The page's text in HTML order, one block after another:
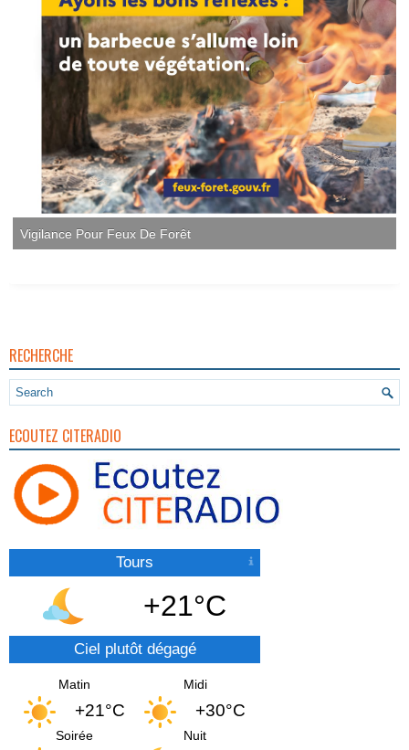
Vigilance Pour Feux De Forêt
RECHERCHE
ECOUTEZ CITERADIO
Tours
+21°C
Ciel plutôt dégagé
Matin
+21°C
Midi
+30°C
Soirée Nuit